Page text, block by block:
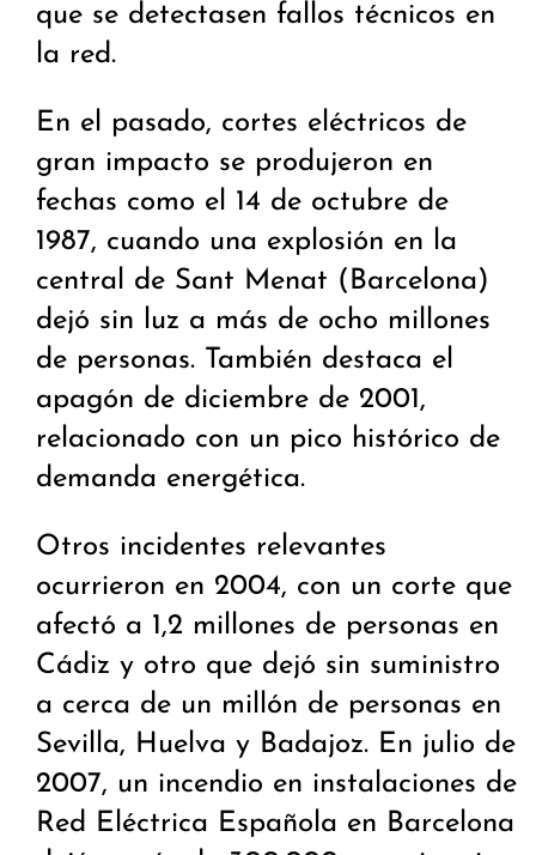
que se detectasen fallos técnicos en
la red.
En el pasado, cortes eléctricos de
gran impacto se produjeron en
fechas como el 14 de octubre de
1987, cuando una explosión en la
central de Sant Menat (Barcelona)
dejó sin luz a más de ocho millones
de personas. También destaca el
apagón de diciembre de 2001,
relacionado con un pico histórico de
demanda energética.
Otros incidentes relevantes
ocurrieron en 2004, con un corte que
afectó a 1,2 millones de personas en
Cádiz y otro que dejó sin suministro
a cerca de un millón de personas en
Sevilla, Huelva y Badajoz. En julio de
2007, un incendio en instalaciones de
Red Eléctrica Española en Barcelona